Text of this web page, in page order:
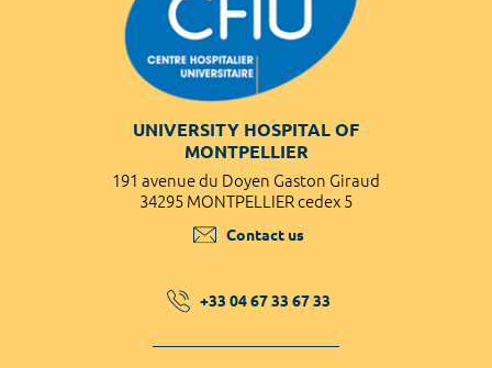
UNIVERSITY HOSPITAL OF
MONTPELLIER
191 avenue du Doyen Gaston Giraud
34295 MONTPELLIER cedex 5
Contact us
+33 04 67 33 67 33